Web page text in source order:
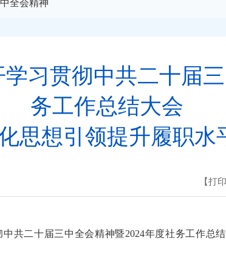
全会精神
习贯彻中共二十届
务工作总结大会
思想引领提升履职水
【打印
二十届三中全会精神暨2024年度社务工作总